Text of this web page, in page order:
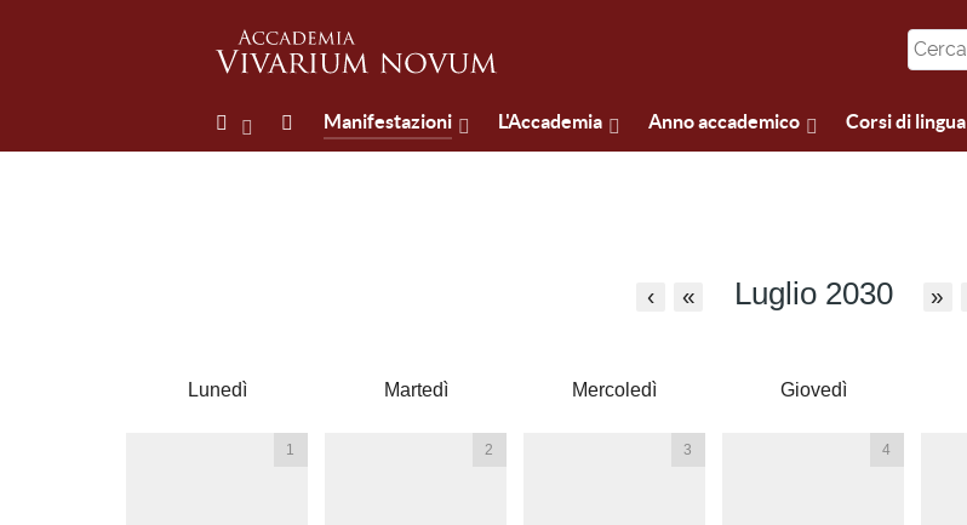
Manifestazioni L'Accademia Anno accademico Corsi di lingua
‹ « Luglio 2030 »
Lunedì Martedì Mercoledì Giovedì
1 2 3 4